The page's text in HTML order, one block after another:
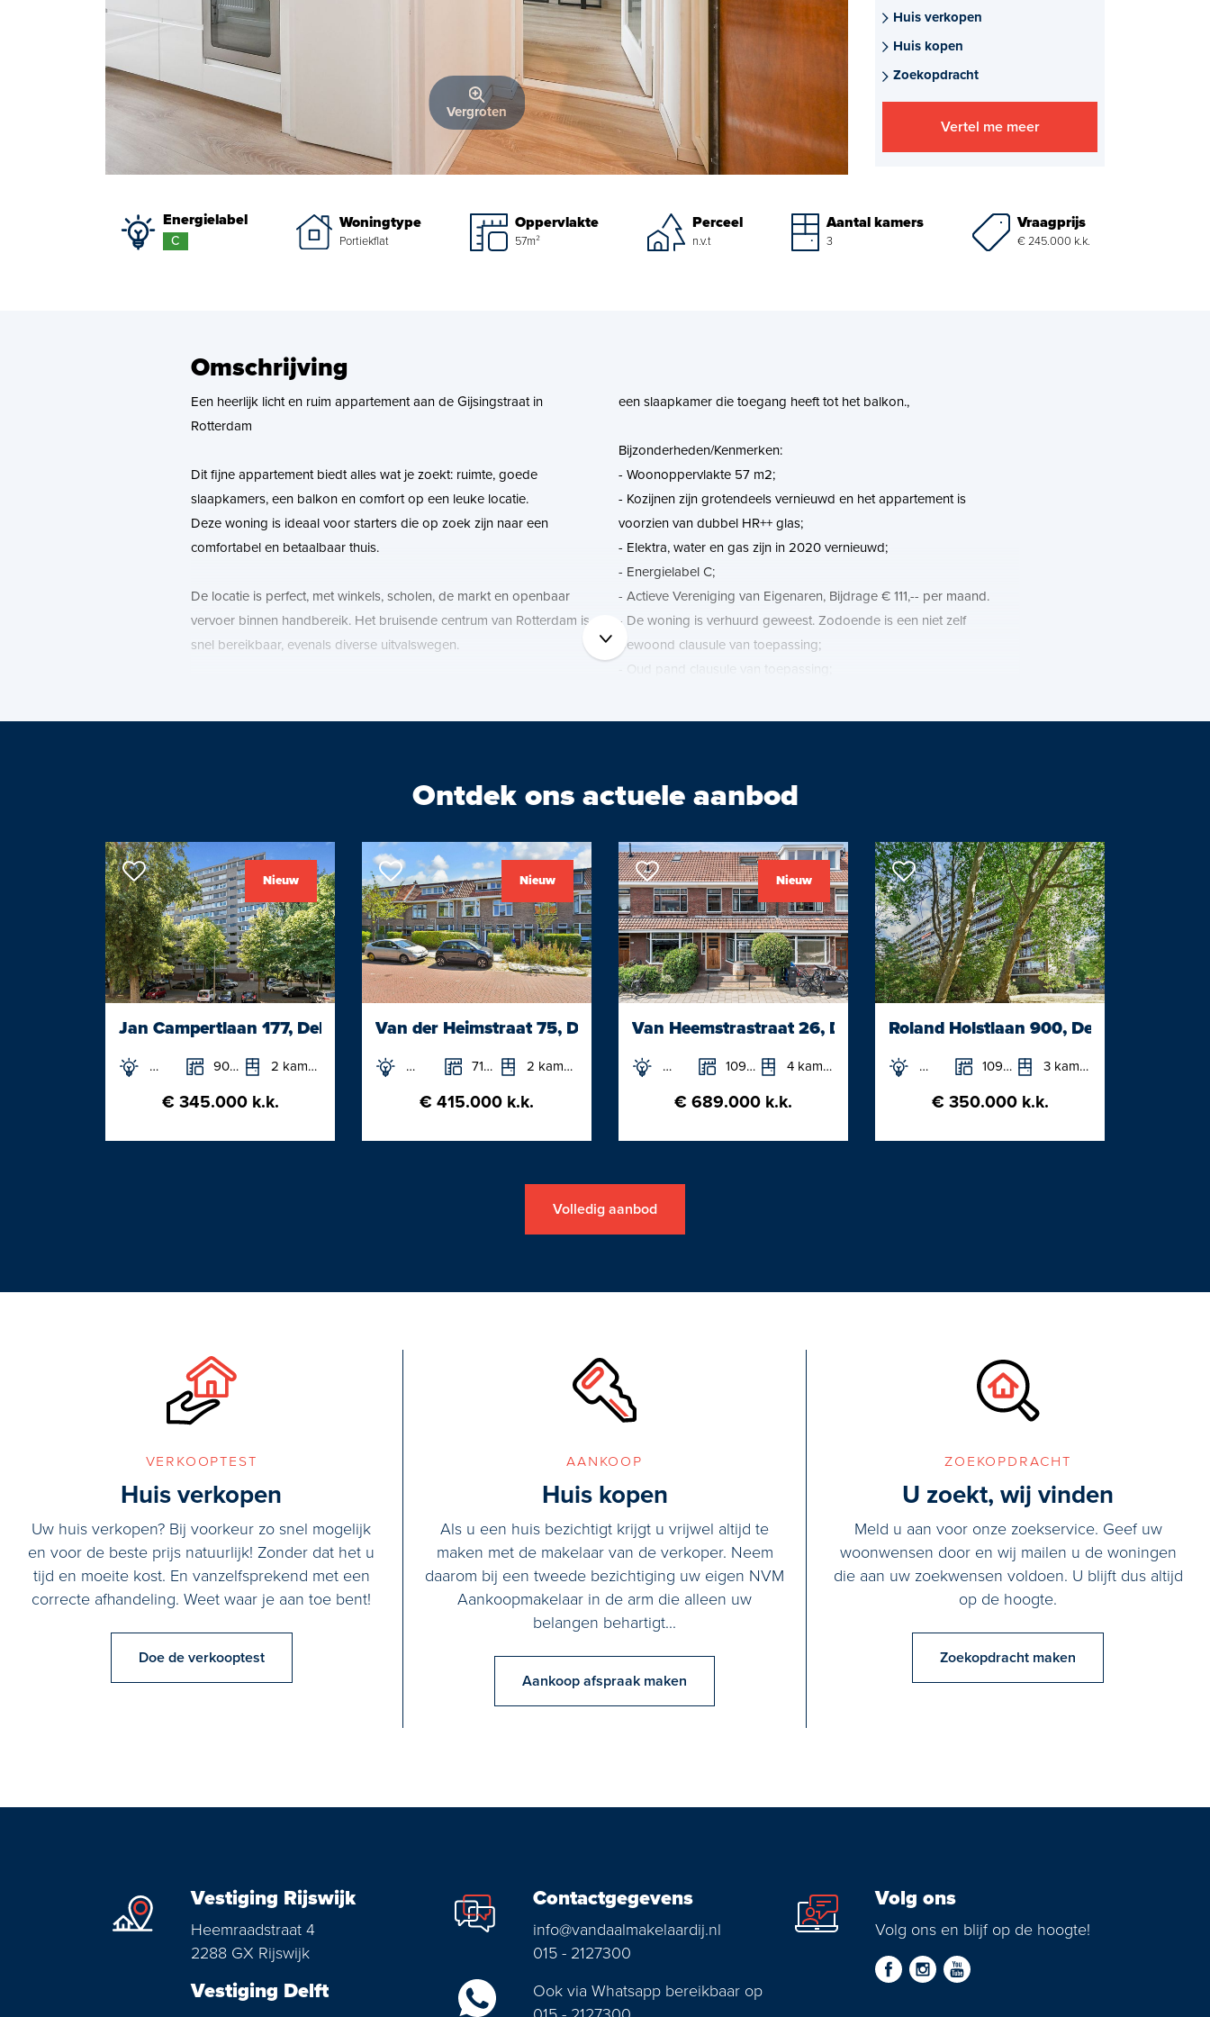
Vergroten
Huis verkopen
Huis kopen
Zoekopdracht
Vertel me meer
Energielabel
C
Woningtype
Portiekflat
Oppervlakte
57m²
Perceel
n.v.t
Aantal kamers
3
Vraagprijs
€ 245.000 k.k.
Omschrijving
Een heerlijk licht en ruim appartement aan de Gijsingstraat in
Rotterdam
Dit fijne appartement biedt alles wat je zoekt: ruimte, goede
slaapkamers, een balkon en comfort op een leuke locatie.
Deze woning is ideaal voor starters die op zoek zijn naar een
comfortabel en betaalbaar thuis.
De locatie is perfect, met winkels, scholen, de markt en openbaar
vervoer binnen handbereik. Het bruisende centrum van Rotterdam is
snel bereikbaar, evenals diverse uitvalswegen.
badkamer met douche en wastafelmeubel, keuken met toegang tot
het afgeschermde balkon aan de voorzijde van het appartement.
Lichte woonkamer en suite voorzien van een nette laminaat vloer
met aan de voorzijde een gezellige zitkamer en aan de achterzijde
een slaapkamer die toegang heeft tot het balkon.,
Bijzonderheden/Kenmerken:
- Woonoppervlakte 57 m2;
- Kozijnen zijn grotendeels vernieuwd en het appartement is
voorzien van dubbel HR++ glas;
- Elektra, water en gas zijn in 2020 vernieuwd;
- Energielabel C;
- Actieve Vereniging van Eigenaren, Bijdrage € 111,-- per maand.
- De woning is verhuurd geweest. Zodoende is een niet zelf
bewoond clausule van toepassing;
- Oud pand clausule van toepassing;
worden aangesloten;
Oplevering In overleg
Maak snel een afspraak voor een bezichtiging
Neem je eigen NVM Aankoopmakelaar mee !
Een NVM Aankoopmakelaar bespaart u tijd, geld en zorgen.
Ontdek ons actuele aanbod
Nieuw
Jan Campertlaan 177, Delft
90m² 2 kamers
€ 345.000 k.k.
Nieuw
Van der Heimstraat 75, Delft
71m² 2 kamers
€ 415.000 k.k.
Nieuw
Van Heemstrastraat 26, Delft
109m² 4 kamers
€ 689.000 k.k.
Roland Holstlaan 900, Delft
109m² 3 kamers
€ 350.000 k.k.
Volledig aanbod
verkooptest
Huis verkopen
Uw huis verkopen? Bij voorkeur zo snel mogelijk
en voor de beste prijs natuurlijk! Zonder dat het u
tijd en moeite kost. En vanzelfsprekend met een
correcte afhandeling. Weet waar je aan toe bent!
Doe de verkooptest
aankoop
Huis kopen
Als u een huis bezichtigt krijgt u vrijwel altijd te
maken met de makelaar van de verkoper. Neem
daarom bij een tweede bezichtiging uw eigen NVM
Aankoopmakelaar in de arm die alleen uw
belangen behartigt...
Aankoop afspraak maken
zoekopdracht
U zoekt, wij vinden
Meld u aan voor onze zoekservice. Geef uw
woonwensen door en wij mailen u de woningen
die aan uw zoekwensen voldoen. U blijft dus altijd
op de hoogte.
Zoekopdracht maken
Vestiging Rijswijk
Heemraadstraat 4
2288 GX Rijswijk
Vestiging Delft
Contactgegevens
info@vandaalmakelaardij.nl
015 - 2127300
Ook via Whatsapp bereikbaar op
Volg ons
Volg ons en blijf op de hoogte!